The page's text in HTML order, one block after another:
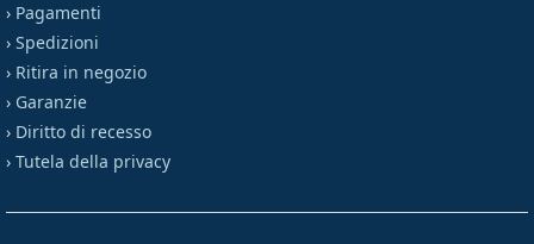
› Pagamenti
› Spedizioni
› Ritira in negozio
› Garanzie
› Diritto di recesso
› Tutela della privacy